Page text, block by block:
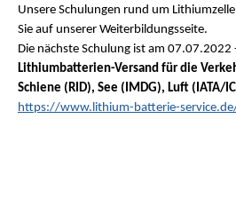
Unsere Schulungen rund um
Sie auf unserer Weiterbildungsseite.
Die nächste Schulung ist am 07.07.2022
Lithiumbatterien-Versand für die
Schiene (RID), See (IMDG), Luft (IATA/
https://www.lithium-batterie-